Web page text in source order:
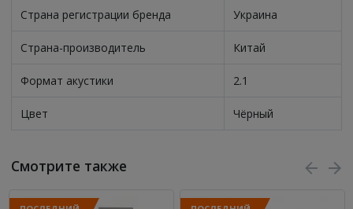
Страна регистрации бренда Украина
Страна-производитель Китай
Формат акустики 2.1
Цвет Чёрный
Смотрите также